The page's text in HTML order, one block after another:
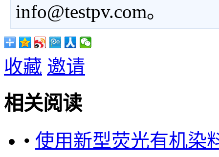
info@testpv.com。
收藏 邀请
相关阅读
• 使用新型荧光有机染